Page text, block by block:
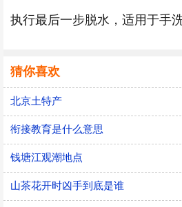
执行最后一步脱水，适用于手洗
猜你喜欢
北京土特产
衔接教育是什么意思
钱塘江观潮地点
山茶花开时凶手到底是谁